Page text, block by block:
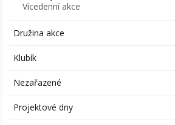
Vícedenní akce
Družina akce
Klubík
Nezařazené
Projektové dny